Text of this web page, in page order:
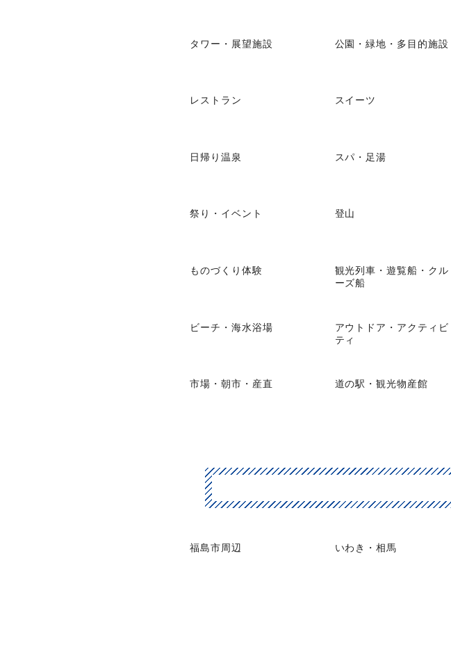
タワー・展望施設 公園・緑地・多目的施設
レストラン スイーツ
日帰り温泉 スパ・足湯
祭り・イベント 登山
ものづくり体験
観光列車・遊覧船・クル
ーズ船
ビーチ・海水浴場
アウトドア・アクティビ
ティ
市場・朝市・産直 道の駅・観光物産館
福島市周辺 いわき・相馬